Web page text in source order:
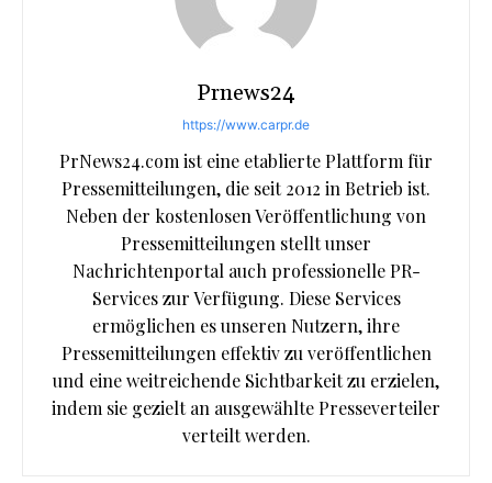
Prnews24
https://www.carpr.de
PrNews24.com ist eine etablierte Plattform für
Pressemitteilungen, die seit 2012 in Betrieb ist.
Neben der kostenlosen Veröffentlichung von
Pressemitteilungen stellt unser
Nachrichtenportal auch professionelle PR-
Services zur Verfügung. Diese Services
ermöglichen es unseren Nutzern, ihre
Pressemitteilungen effektiv zu veröffentlichen
und eine weitreichende Sichtbarkeit zu erzielen,
indem sie gezielt an ausgewählte Presseverteiler
verteilt werden.